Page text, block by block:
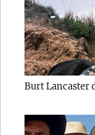
Burt Lancaster